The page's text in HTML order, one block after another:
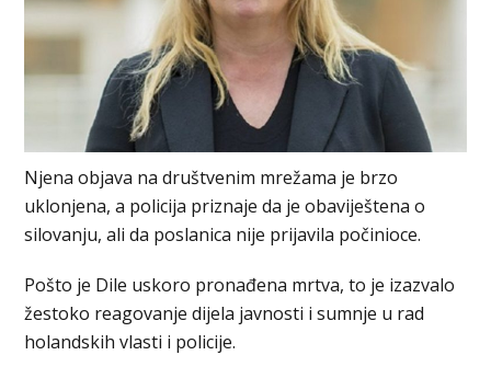
Njena objava na društvenim mrežama je brzo
uklonjena, a policija priznaje da je obaviještena o
silovanju, ali da poslanica nije prijavila počinioce.
Pošto je Dile uskoro pronađena mrtva, to je izazvalo
žestoko reagovanje dijela javnosti i sumnje u rad
holandskih vlasti i policije.